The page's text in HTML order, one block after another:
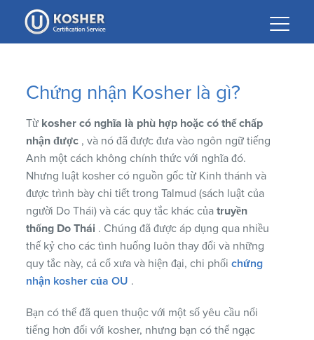
Please
note:
This
system.
Chứng nhận Kosher là gì?
Từ kosher có nghĩa là phù hợp hoặc có thể chấp
nhận được , và nó đã được đưa vào ngôn ngữ tiếng
Anh một cách không chính thức với nghĩa đó.
Nhưng luật kosher có nguồn gốc từ Kinh thánh và
được trình bày chi tiết trong Talmud (sách luật của
người Do Thái) và các quy tắc khác củatruyền
thống Do Thái . Chúng đã được áp dụng qua nhiều
thế kỷ cho các tình huống luôn thay đổi và những
quy tắc này, cả cổ xưa và hiện đại, chi phốichứng
nhận kosher của OU .
Bạn có thể đã quen thuộc với một số yêu cầu nổi
tiếng hơn đối với kosher, nhưng bạn có thể ngạc